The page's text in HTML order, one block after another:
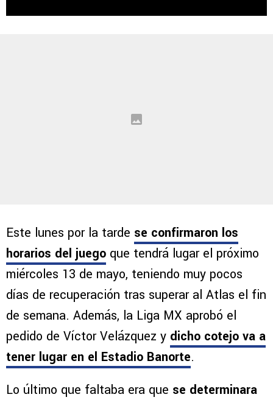
Este lunes por la tarde se confirmaron los
horarios del juego que tendrá lugar el próximo
miércoles 13 de mayo, teniendo muy pocos
días de recuperación tras superar al Atlas el fin
de semana. Además, la Liga MX aprobó el
pedido de Víctor Velázquez y dicho cotejo va a
tener lugar en el Estadio Banorte.
Lo último que faltaba era que se determinara